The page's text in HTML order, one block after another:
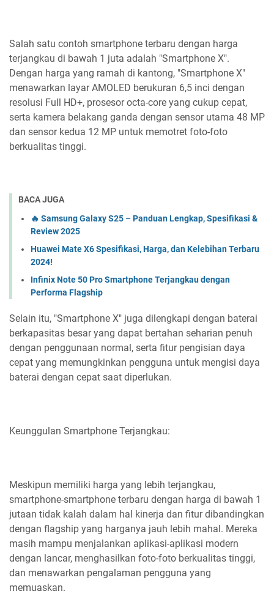
Salah satu contoh smartphone terbaru dengan harga
terjangkau di bawah 1 juta adalah "Smartphone X".
Dengan harga yang ramah di kantong, "Smartphone X"
menawarkan layar AMOLED berukuran 6,5 inci dengan
resolusi Full HD+, prosesor octa-core yang cukup cepat,
serta kamera belakang ganda dengan sensor utama 48 MP
dan sensor kedua 12 MP untuk memotret foto-foto
berkualitas tinggi.
BACA JUGA
🔥 Samsung Galaxy S25 – Panduan Lengkap, Spesifikasi &
Review 2025
Huawei Mate X6 Spesifikasi, Harga, dan Kelebihan Terbaru
2024!
Infinix Note 50 Pro Smartphone Terjangkau dengan
Performa Flagship
Selain itu, "Smartphone X" juga dilengkapi dengan baterai
berkapasitas besar yang dapat bertahan seharian penuh
dengan penggunaan normal, serta fitur pengisian daya
cepat yang memungkinkan pengguna untuk mengisi daya
baterai dengan cepat saat diperlukan.
Keunggulan Smartphone Terjangkau:
Meskipun memiliki harga yang lebih terjangkau,
smartphone-smartphone terbaru dengan harga di bawah 1
jutaan tidak kalah dalam hal kinerja dan fitur dibandingkan
dengan flagship yang harganya jauh lebih mahal. Mereka
masih mampu menjalankan aplikasi-aplikasi modern
dengan lancar, menghasilkan foto-foto berkualitas tinggi,
dan menawarkan pengalaman pengguna yang
memuaskan.